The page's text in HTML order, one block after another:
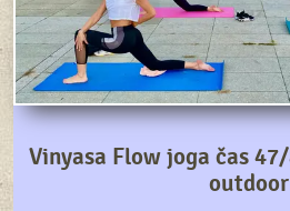
Vinyasa Flow joga čas
outdoor